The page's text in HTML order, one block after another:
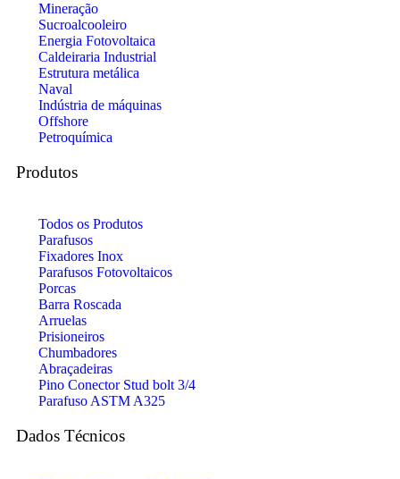
Mineração
Sucroalcooleiro
Energia Fotovoltaica
Caldeiraria Industrial
Estrutura metálica
Naval
Indústria de máquinas
Offshore
Petroquímica
Produtos
Todos os Produtos
Parafusos
Fixadores Inox
Parafusos Fotovoltaicos
Porcas
Barra Roscada
Arruelas
Prisioneiros
Chumbadores
Abraçadeiras
Pino Conector Stud bolt 3/4
Parafuso ASTM A325
Dados Técnicos